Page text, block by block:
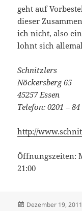
geht auf
dieser
ich nicht, also
lohnt sich
Schnitzlers
Nöckersberg 65
45257 Essen
Telefon: 0201 – 84
http://
Öffnungszeiten:
21:00
Veröffentlicht
Dezember 19, 2011